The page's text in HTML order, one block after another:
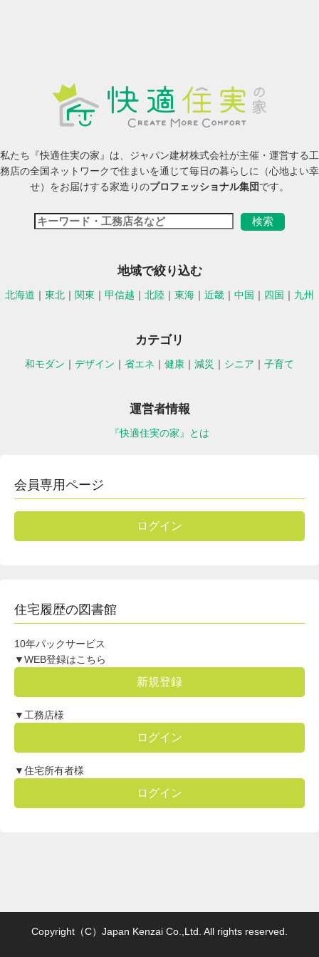
私たち『快適住実の家』は、ジャパン建材株式会社が主催・運営する工
務店の全国ネットワークで住まいを通じて毎日の暮らしに（心地よい幸
せ）をお届けする家造りのプロフェッショナル集団です。
地域で絞り込む
北海道 ｜ 東北 ｜ 関東 ｜ 甲信越 ｜ 北陸 ｜ 東海 ｜ 近畿 ｜ 中国 ｜ 四国 ｜ 九州
カテゴリ
和モダン ｜ デザイン ｜ 省エネ ｜ 健康 ｜ 減災 ｜ シニア ｜ 子育て
運営者情報
『快適住実の家』とは
会員専用ページ
ログイン
住宅履歴の図書館
10年パックサービス
▼WEB登録はこちら
新規登録
▼工務店様
ログイン
▼住宅所有者様
ログイン
Copyright（C）Japan Kenzai Co.,Ltd. All rights reserved.